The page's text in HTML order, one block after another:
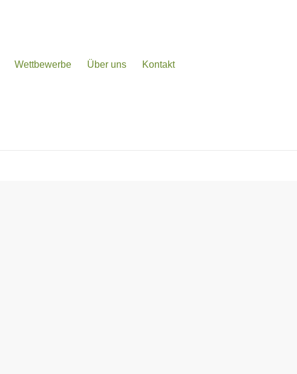
Wettbewerbe Über uns Kontakt